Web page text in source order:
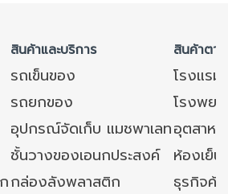
สินค้าและบริการ สินค้าตา
รถเข็นของ
โรงแร
รถยกของ
โรงพย
อุปกรณ์จัดเก็บ แมชพาเลทอุตสาหก
ชั้นวางของเอนกประสงค์
ห้องเย็
กล่องลังพลาสติก
ธุรกิจค้